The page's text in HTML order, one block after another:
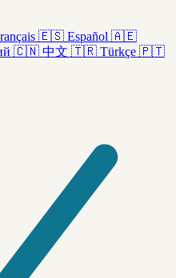
🇪🇸 Español 🇦🇪
🇨🇳 中文 🇹🇷 Türkçe 🇵🇹